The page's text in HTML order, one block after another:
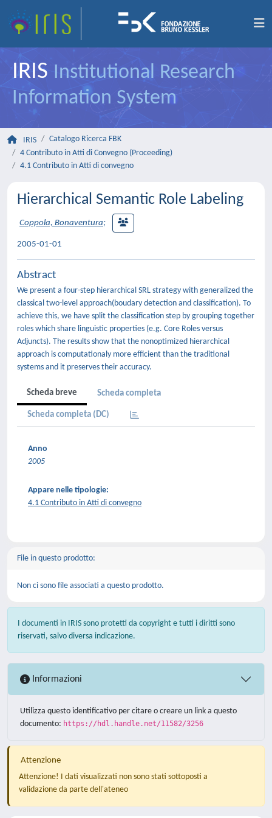
IRIS Institutional Research
Information System
IRIS
Catalogo Ricerca FBK
4 Contributo in Atti di Convegno (Proceeding)
4.1 Contributo in Atti di convegno
Hierarchical Semantic Role Labeling
Coppola, Bonaventura;
2005-01-01
Abstract
We present a four-step hierarchical SRL strategy with generalized the
classical two-level approach(boudary detection and classification). To
achieve this, we have split the classification step by grouping together
roles which share linguistic properties (e.g. Core Roles versus
Adjuncts). The results show that the nonoptimized hierarchical
approach is computationaly more efficient than the traditional
systems and it preserves their accuracy.
Scheda breve Scheda completa
Scheda completa (DC)
Anno
2005
Appare nelle tipologie:
4.1 Contributo in Atti di convegno
File in questo prodotto:
Non ci sono file associati a questo prodotto.
I documenti in IRIS sono protetti da copyright e tutti i diritti sono
riservati, salvo diversa indicazione.
Informazioni
Utilizza questo identificativo per citare o creare un link a questo
documento: https://hdl.handle.net/11582/3256
Attenzione
Attenzione! I dati visualizzati non sono stati sottoposti a
validazione da parte dell'ateneo